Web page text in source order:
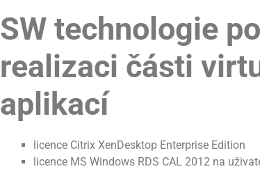
SW technologie
realizaci části
aplikací
licence Citrix XenDesktop Enterprise Edition
licence MS Windows RDS CAL 2012 na